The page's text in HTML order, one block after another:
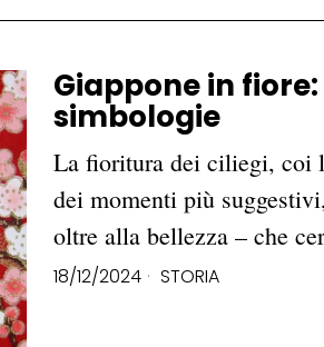
Giappone in
simbologie
La fioritura dei ciliegi, coi
dei momenti più
oltre alla bellezza – che
18/12/2024 STORIA